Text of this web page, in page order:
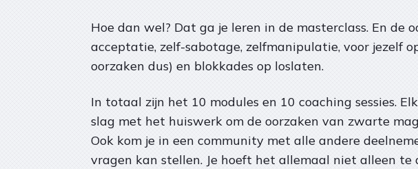
Hoe dan wel? Dat ga je leren in de masterclass. En
acceptatie, zelf-sabotage, zelfmanipulatie, voor jezelf
oorzaken dus) en blokkades op loslaten.
In totaal zijn het 10 modules en 10 coaching sessies.
slag met het huiswerk om de oorzaken van zwarte
Ook kom je in een community met alle andere
vragen kan stellen. Je hoeft het allemaal niet alleen